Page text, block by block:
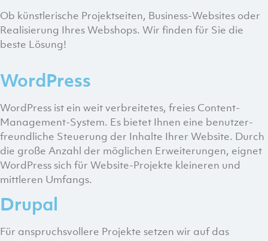
Ob künstlerische Projektseiten, Business-Websites oder
Realisierung Ihres Webshops. Wir finden für Sie die
beste Lösung!
WordPress
WordPress ist ein weit verbreitetes, freies Content-
Management-System. Es bietet Ihnen eine benutzer­
freundliche Steuerung der Inhalte Ihrer Website. Durch
die große Anzahl der möglichen Erweiterungen, eignet
WordPress sich für Website-Projekte kleineren und
mittleren Umfangs.
Drupal
Für anspruchsvollere Projekte setzen wir auf das